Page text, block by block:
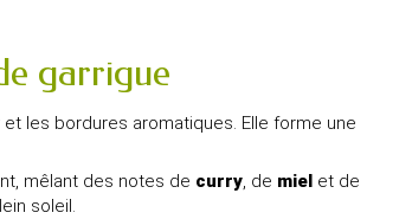
garrigue
les bordures aromatiques. Elle forme une
mêlant des notes de curry, de miel et de
soleil.